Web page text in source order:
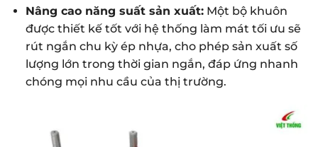
Nâng cao năng suất sản xuất:Một bộ khuôn
được thiết kế tốt với hệ thống làm mát tối ưu sẽ
rút ngắn chu kỳ ép nhựa, cho phép sản xuất số
lượng lớn trong thời gian ngắn, đáp ứng nhanh
chóng mọi nhu cầu của thị trường.